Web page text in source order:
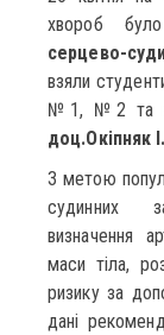
хвороб
серцево-
взяли
№1, №2 та
доц.Окіпняк
З метою
судинних
визначення
маси тіла,
ризику за
дані